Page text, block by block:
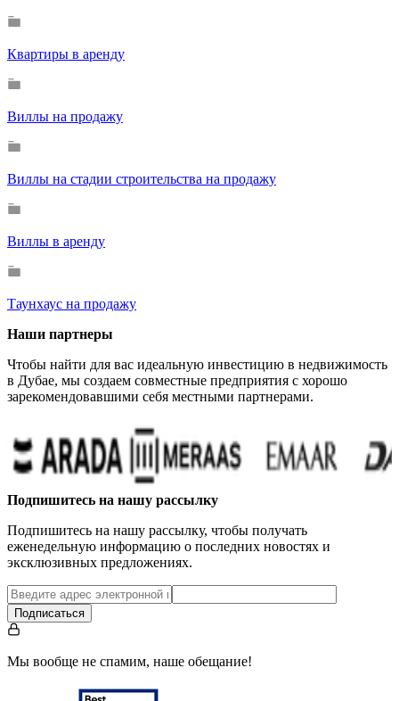
Квартиры в аренду
Виллы на продажу
Виллы на стадии строительства на продажу
Виллы в аренду
Таунхаус на продажу
Наши партнеры
Чтобы найти для вас идеальную инвестицию в недвижимость
в Дубае, мы создаем совместные предприятия с хорошо
зарекомендовавшими себя местными партнерами.
Подпишитесь на нашу рассылку
Подпишитесь на нашу рассылку, чтобы получать
еженедельную информацию о последних новостях и
эксклюзивных предложениях.
Подписаться
Мы вообще не спамим, наше обещание!